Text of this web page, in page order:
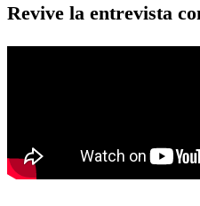
Revive la entrevista